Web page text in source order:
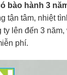
bào hành 3
tận tâm, nhiệt
lên đến 3
phí.